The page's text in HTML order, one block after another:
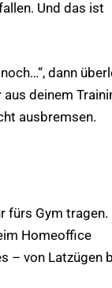
Und das ist
dann
deinem
ausbremsen.
fürs Gym tragen.
Homeoffice
– von Latzügen